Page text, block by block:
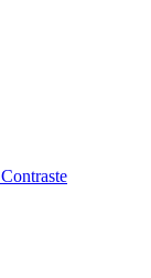
Contraste